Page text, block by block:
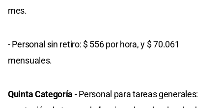
mes.
- Personal sin retiro: $ 556 por hora, y $ 70.061
mensuales.
Quinta Categoría - Personal para tareas generales: